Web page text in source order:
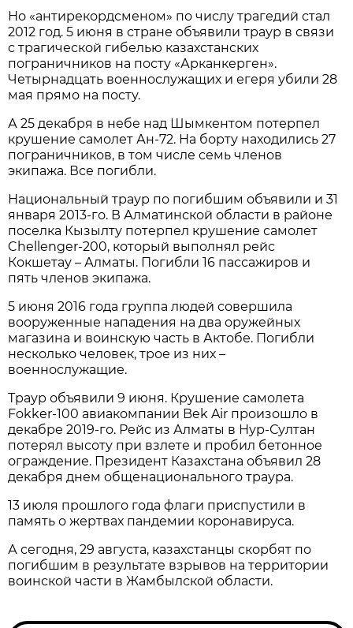
Но «антирекордсменом» по числу трагедий стал
2012 год. 5 июня в стране объявили траур в связи
с трагической гибелью казахстанских
пограничников на посту «Арканкерген».
Четырнадцать военнослужащих и егеря убили 28
мая прямо на посту.
А 25 декабря в небе над Шымкентом потерпел
крушение самолет Ан-72. На борту находились 27
пограничников, в том числе семь членов
экипажа. Все погибли.
Национальный траур по погибшим объявили и 31
января 2013-го. В Алматинской области в районе
поселка Кызылту потерпел крушение самолет
Chellenger-200, который выполнял рейс
Кокшетау – Алматы. Погибли 16 пассажиров и
пять членов экипажа.
5 июня 2016 года группа людей совершила
вооруженные нападения на два оружейных
магазина и воинскую часть в Актобе. Погибли
несколько человек, трое из них –
военнослужащие.
Траур объявили 9 июня. Крушение самолета
Fokker-100 авиакомпании Bek Air произошло в
декабре 2019-го. Рейс из Алматы в Нур-Султан
потерял высоту при взлете и пробил бетонное
ограждение. Президент Казахстана объявил 28
декабря днем общенационального траура.
13 июля прошлого года флаги приспустили в
память о жертвах пандемии коронавируса.
А сегодня, 29 августа, казахстанцы скорбят по
погибшим в результате взрывов на территории
воинской части в Жамбылской области.